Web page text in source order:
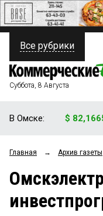
ПОЛИТИКА
ФИНАНСЫ
ОБЩЕСТВО
ЗАКОН
НОВОСТИ
Все рубрики
Суббота, 8 Августа
В Омске: $
Главная → Архив газеты